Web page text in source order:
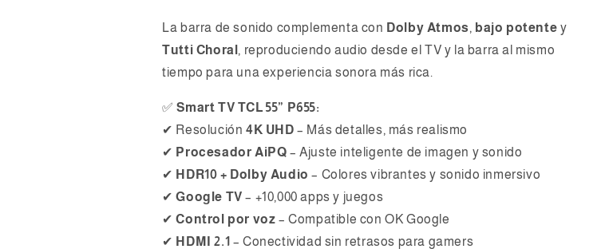
La barra de sonido complementa con Dolby Atmos, bajo potente y
Tutti Choral , reproduciendo audio desde el TV y la barra al mismo
tiempo para una experiencia sonora más rica.
✅Smart TV TCL 55” P655:
✔ Resolución 4K UHD – Más detalles, más realismo
✔ Procesador AiPQ – Ajuste inteligente de imagen y sonido
✔ HDR10 + Dolby Audio – Colores vibrantes y sonido inmersivo
✔Google TV – +10,000 apps y juegos
✔Control por voz – Compatible con OK Google
✔ HDMI 2.1 – Conectividad sin retrasos para gamers